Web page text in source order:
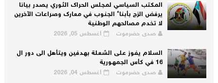
المكتب السياسي لمجلس الحراك الثوري يصدر بيانا
يرفض الزج بأبناء الجنوب في معارك وصراعات الآخرين
لا تخدم مصالحهم الوطنية
صدى حضرموت أغسطس 05, 2026
السلام يفوز على الشعلة بهدفين ويتأهل الى دور ال
16 في كأس الجمهورية
صدى حضرموت أغسطس 04, 2026